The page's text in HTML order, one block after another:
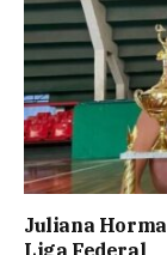
Juliana